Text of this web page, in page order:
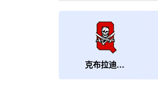
克布拉迪亚斯海盗